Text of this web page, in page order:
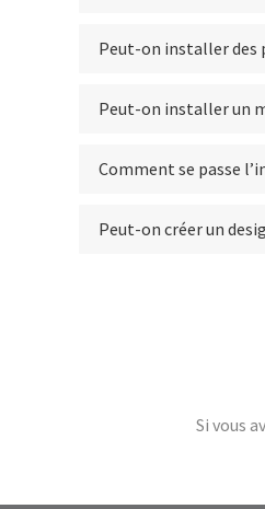
Peut-on installer des
Peut-on installer un
Comment se passe
Peut-on créer un
Si vous